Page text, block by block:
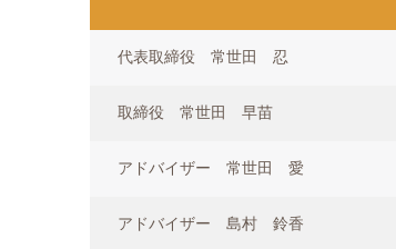
代表取締役 常世田 忍
取締役 常世田 早苗
アドバイザー 常世田 愛
アドバイザー 島村 鈴香